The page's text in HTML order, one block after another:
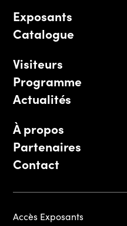
Exposants
Catalogue
Visiteurs
Programme
Actualités
À propos
Partenaires
Contact
Accès Exposants